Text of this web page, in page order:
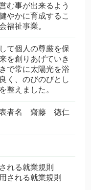
む事が出来るよう
やかに育成するこ
福祉事業。
て個人の尊厳を保
を創りあげていき
で常に太陽光を浴
く、のびのびとし
整えました。
者名 齋藤 徳仁
される就業規則
される就業規則